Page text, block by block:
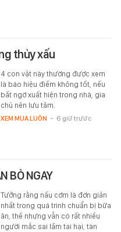
thủy xấu
4 con vật này thường được xem
là báo hiệu điềm không tốt, nếu
bất ngờ xuất hiện trong nhà, gia
chủ nên lưu tâm.
XEM MUA LUÔN - 6 giờ trước
BỎ NGAY
Tưởng rằng nấu cơm là đơn giản
nhất trong quá trình chuẩn bị bữa
ăn, thế nhưng vẫn có rất nhiều
người mắc sai lầm tai hại, tàn